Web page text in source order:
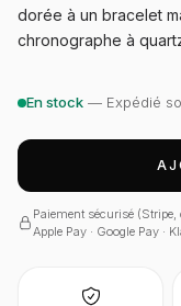
dorée à un bracelet
chronographe à
En stock — Expédié
Paiement sécurisé (Stripe,
Apple Pay · Google Pay ·